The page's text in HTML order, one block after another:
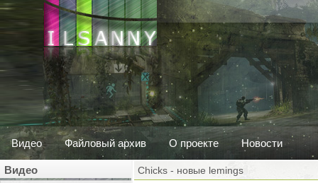
Видео Файловый архив О проекте Новости
Видео Chicks - новые lemings